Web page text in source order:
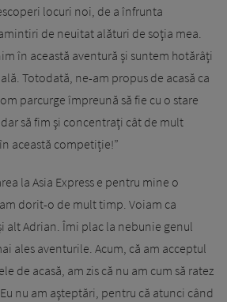
locuri noi, de a înfrunta
de neuitat alături de soţia mea.
în această aventură şi suntem hotărâţi
Totodată, ne-am propus de acasă ca
parcurge împreună să fie cu o stare
să fim şi concentraţi cât de mult
această competiție!”
la Asia Express e pentru mine o
dorit-o de mult timp. Voiam ca
alt Adrian. Îmi plac la nebunie genul
ales aventurile. Acum, că am acceptul
de acasă, am zis că nu am cum să ratez
nu am aşteptări, pentru că atunci când